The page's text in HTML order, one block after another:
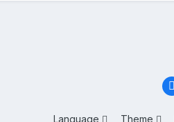
Language Theme